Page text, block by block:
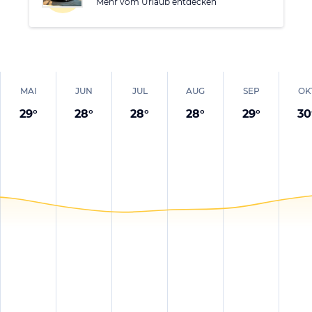
MAI
29°
JUN
28°
JUL
28°
AUG
28°
SEP
29° 30